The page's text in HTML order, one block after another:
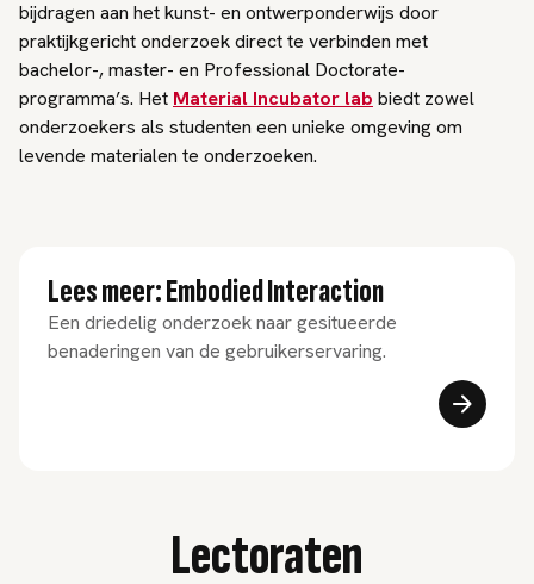
bijdragen aan het kunst- en ontwerponderwijs door
praktijkgericht onderzoek direct te verbinden met
bachelor-, master- en Professional Doctorate-
programma’s. Het Material Incubator lab biedt zowel
onderzoekers als studenten een unieke omgeving om
levende materialen te onderzoeken.
Lees meer: Embodied Interaction
Een driedelig onderzoek naar gesitueerde
benaderingen van de gebruikerservaring.
Lectoraten